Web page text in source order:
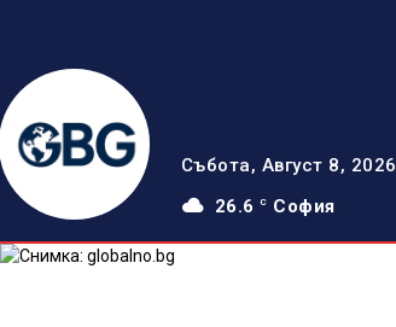
Събота, Август 8, 2026
26.6
C София